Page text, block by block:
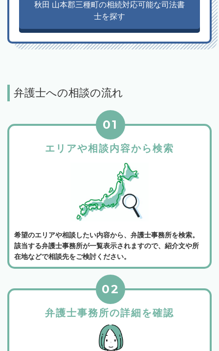
秋田 山本郡三種町の相続対応可能な司法書
士を探す
弁護士への相談の流れ
エリアや相談内容から検索
01
希望のエリアや相談したい内容から、弁護士事務所を検索。
該当する弁護士事務所が一覧表示されますので、紹介文や所
在地などで相談先をご検討ください。
弁護士事務所の詳細を確認
02